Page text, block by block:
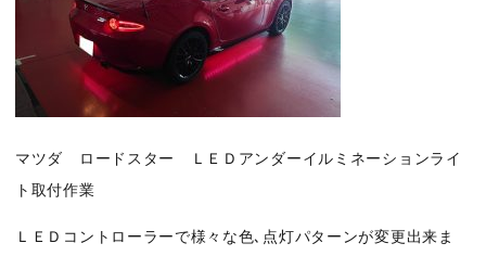
マツダ ロードスター ＬＥＤアンダーイルミネーションライ
ト取付作業
ＬＥＤコントローラーで様々な色､点灯パターンが変更出来ま